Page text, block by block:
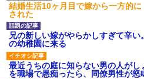
結婚生活10ヶ月目で嫁から一方的
された
兄の新しい嫁がやらかしすぎて辛
の幼稚園に来る
最近うちの庭に知らない男の人が
を職場で愚痴ったら、同僚男性が怒